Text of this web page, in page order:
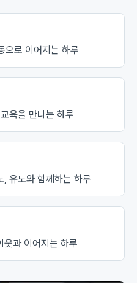
으로 이어지는 하루
육을 만나는 하루
, 유도와 함께하는 하루
웃과 이어지는 하루